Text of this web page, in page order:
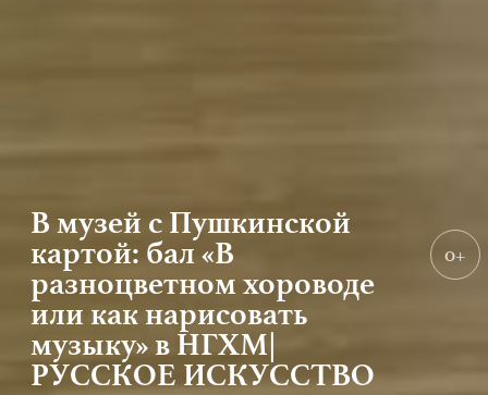
В музей с Пушкинской
картой: бал «В
разноцветном хороводе
или как нарисовать
музыку» в НГХМ|
РУССКОЕ ИСКУССТВО
0+